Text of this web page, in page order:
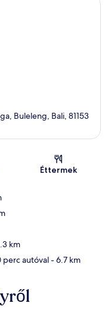
Buleleng, Bali, 81153
Éttermek
km
perc autóval- 6.7 km